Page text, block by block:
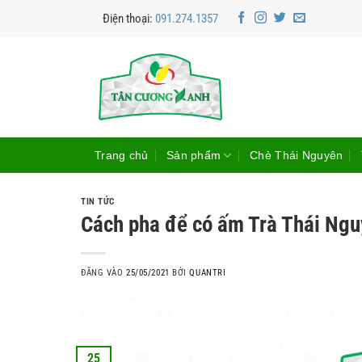
Điện thoại: 091.274.1357
Trang chủ Sản phẩm Chè Thái Nguyên
TIN TỨC
Cách pha để có ấm Trà Thái
ĐĂNG VÀO25/05/2021 BỞIQUANTRI
25